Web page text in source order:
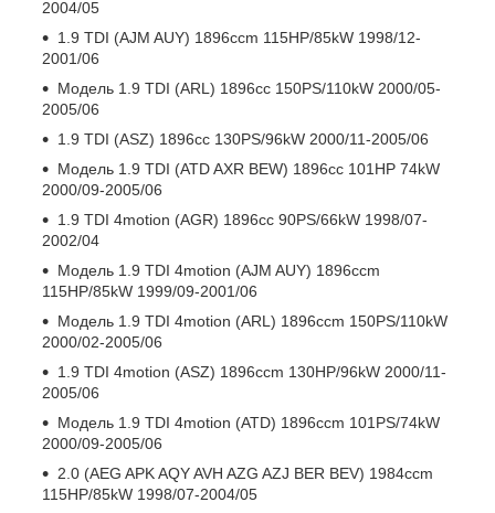
2004/05
1.9 TDI (AJM AUY) 1896ccm 115HP/85kW 1998/12-
2001/06
Модель 1.9 TDI (ARL) 1896cc 150PS/110kW 2000/05-
2005/06
1.9 TDI (ASZ) 1896cc 130PS/96kW 2000/11-2005/06
Модель 1.9 TDI (ATD AXR BEW) 1896cc 101HP 74kW
2000/09-2005/06
1.9 TDI 4motion (AGR) 1896cc 90PS/66kW 1998/07-
2002/04
Модель 1.9 TDI 4motion (AJM AUY) 1896ccm
115HP/85kW 1999/09-2001/06
Модель 1.9 TDI 4motion (ARL) 1896ccm 150PS/110kW
2000/02-2005/06
1.9 TDI 4motion (ASZ) 1896ccm 130HP/96kW 2000/11-
2005/06
Модель 1.9 TDI 4motion (ATD) 1896ccm 101PS/74kW
2000/09-2005/06
2.0 (AEG APK AQY AVH AZG AZJ BER BEV) 1984ccm
115HP/85kW 1998/07-2004/05